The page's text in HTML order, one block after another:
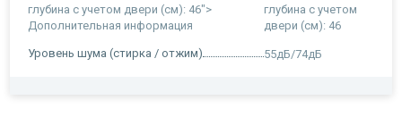
глубина с учетом двери (см): 46">
Дополнительная информация
глубина с учетом
двери (см): 46
Уровень шума (стирка / отжим) 55дБ/74дБ